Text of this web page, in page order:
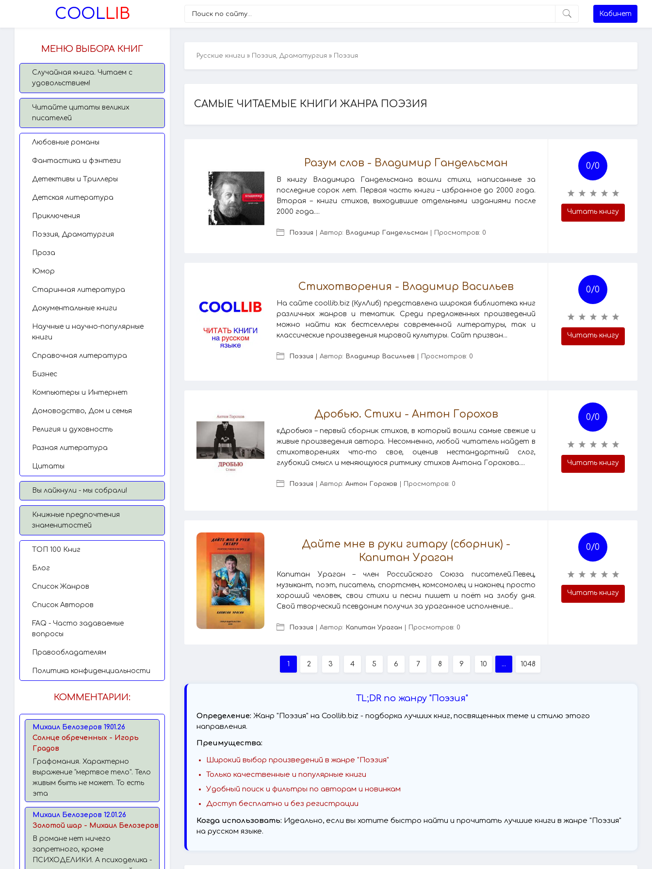
COOLLIB Кабинет
МЕНЮ ВЫБОРА КНИГ
Случайная книга. Читаем с
удовольствием!
Читайте цитаты великих
писателей
Любовные романы
Фантастика и фэнтези
Детективы и Триллеры
Детская литература
Приключения
Поэзия, Драматургия
Проза
Юмор
Старинная литература
Документальные книги
Научные и научно-популярные
книги
Справочная литература
Бизнес
Компьютеры и Интернет
Домоводство, Дом и семья
Религия и духовность
Разная литература
Цитаты
Вы лайкнули - мы собрали!
Книжные предпочтения
знаменитостей
TОП 100 Книг
Блог
Список Жанров
Список Авторов
FAQ - Часто задаваемые
вопросы
Правообладателям
Политика конфиденциальности
КОММЕНТАРИИ:
Михаил Белозеров 19.01.26
Солнце обреченных - Игорь
Градов
Графомания. Характерно
выражение "мертвое тело". Тело
живым быть не может. То есть
эта
Михаил Белозеров 12.01.26
Золотой шар - Михаил Белозеров
В романе нет ничего
запретного, кроме
ПСИХОДЕЛИКИ. А психоделика -
Русские книги » Поэзия, Драматургия » Поэзия
САМЫЕ ЧИТАЕМЫЕ КНИГИ ЖАНРА ПОЭЗИЯ
Разум слов - Владимир Гандельсман
В книгу Владимира Гандельсмана вошли стихи, написанные за
последние сорок лет. Первая часть книги – избранное до 2000 года.
Вторая – книги стихов, выходившие отдельными изданиями после
2000 года....
Поэзия | Автор: Владимир Гандельсман | Просмотров: 0
0/0
Читать книгу
Стихотворения - Владимир Васильев
На сайте coollib.biz (КулЛиб) представлена широкая библиотека книг
различных жанров и тематик. Среди предложенных произведений
можно найти как бестселлеры современной литературы, так и
классические произведения мировой культуры. Сайт призван...
Поэзия | Автор: Владимир Васильев | Просмотров: 0
0/0
Читать книгу
Дробью. Стихи - Антон Горохов
«Дробью» – первый сборник стихов, в который вошли самые свежие и
живые произведения автора. Несомненно, любой читатель найдет в
стихотворениях что-то свое, оценив нестандартный слог,
глубокий смысл и меняющуюся ритмику стихов Антона Горохова....
Поэзия | Автор: Антон Горохов | Просмотров: 0
0/0
Читать книгу
Дайте мне в руки гитару (сборник) -
Капитан Ураган
Капитан Ураган – член Российского Союза писателей.Певец,
музыкант, поэт, писатель, спортсмен, комсомолец и наконец просто
хороший человек, свои стихи и песни пишет и поёт на злобу дня.
Свой творческий псевдоним получил за ураганное исполнение...
Поэзия | Автор: Капитан Ураган | Просмотров: 0
0/0
Читать книгу
1 2 3 4 5 6 7 8 9 10 ... 1048
TL;DR по жанру "Поэзия"
Определение: Жанр "Поэзия" на Coollib.biz - подборка лучших книг, посвященных теме и стилю этого
направления.
Преимущества:
Широкий выбор произведений в жанре "Поэзия"
Только качественные и популярные книги
Удобный поиск и фильтры по авторам и новинкам
Доступ бесплатно и без регистрации
Когда использовать: Идеально, если вы хотите быстро найти и прочитать лучшие книги в жанре "Поэзия"
на русском языке.